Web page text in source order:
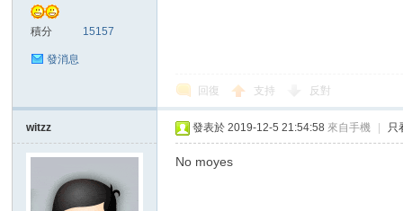
討
積分 15157
發消息
回復 支持 反對
witzz 發表於 2019-12-5 21:54:58 來自手機 只
No moyes